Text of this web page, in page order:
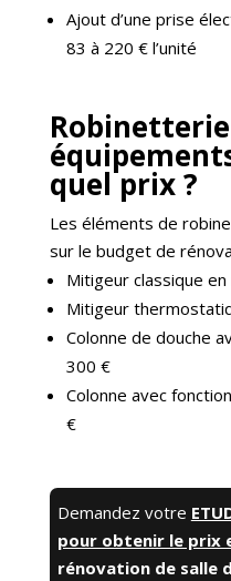
Ajout d’une prise
83 à 220 € l’unité
quel prix ?
Les éléments de
sur le budget de
Mitigeur classique
Mitigeur
Colonne de douche
300 €
Colonne avec
€
Demandez votre
pour obtenir le prix
rénovation de salle